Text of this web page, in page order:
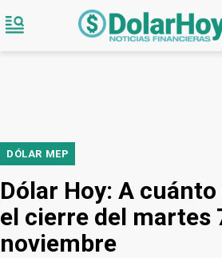
DÓLAR MEP
Dólar Hoy: A
el cierre del martes
noviembre